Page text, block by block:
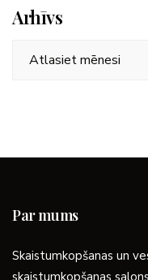
Arhīvs
Par mums
Skaistumkopšanas un
skaistumkopšanas